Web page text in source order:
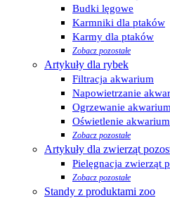
Budki lęgowe
Karmniki dla ptaków
Karmy dla ptaków
Zobacz pozostałe
Artykuły dla rybek
Filtracja akwarium
Napowietrzanie
Ogrzewanie akwarium
Oświetlenie akwarium
Zobacz pozostałe
Artykuły dla zwierząt
Pielęgnacja zwierząt
Zobacz pozostałe
Standy z produktami zoo